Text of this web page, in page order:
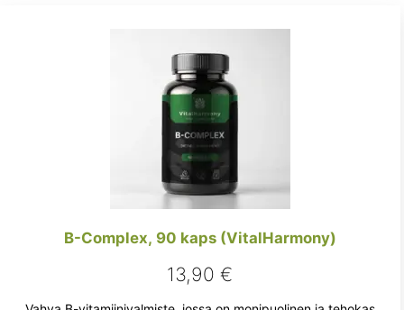
B-Complex, 90 kaps (VitalHarmony)
13,90€